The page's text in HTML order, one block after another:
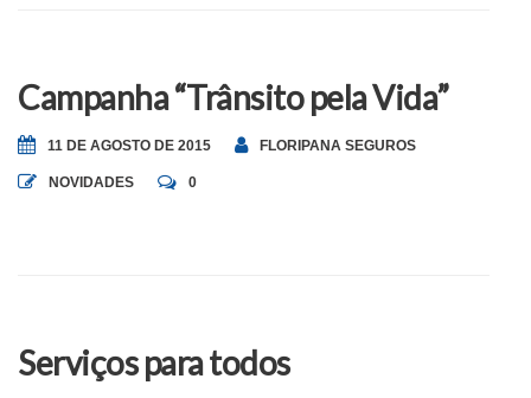
Campanha “Trânsito pela Vida”
11 DE AGOSTO DE 2015 FLORIPANA SEGUROS
NOVIDADES 0
Serviços para todos